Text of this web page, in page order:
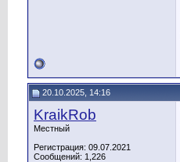
20.10.2025, 14:16
KraikRob
Местный
Регистрация: 09.07.2021
Сообщений: 1,226